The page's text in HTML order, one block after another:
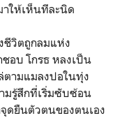
าให้เห็นทีละนิด
ชีวิตถูกลมแห่ง
อบ โกรธ หลงเป็น
ตามแมลงปอในทุ่ง
มรู้สึกที่เริ่มซับซ้อน
ดยืนตัวตนของตนเอง